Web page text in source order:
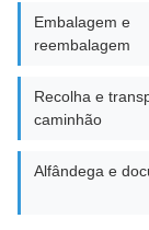
Embalagem e
reembalagem
Recolha e
caminhão
Alfândega e